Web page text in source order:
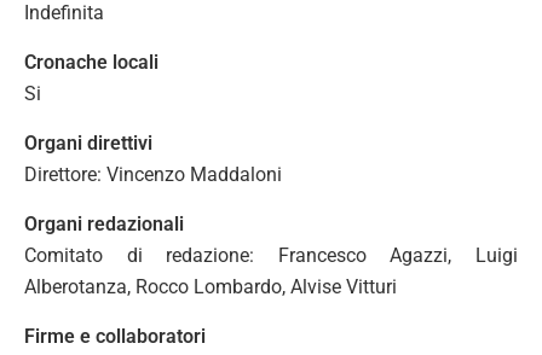
Indefinita
Cronache locali
Si
Organi direttivi
Direttore: Vincenzo Maddaloni
Organi redazionali
Comitato di redazione: Francesco Agazzi, Luigi
Alberotanza, Rocco Lombardo, Alvise Vitturi
Firme e collaboratori